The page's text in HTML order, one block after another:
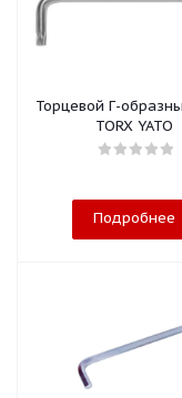
Торцевой Г-
TORX YATO
Подробнее